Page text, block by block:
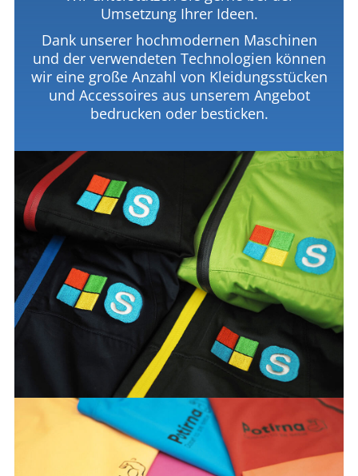
Umsetzung Ihrer Ideen.
Dank unserer hochmodernen Maschinen
und der verwendeten Technologien können
wir eine große Anzahl von Kleidungsstücken
und Accessoires aus unserem Angebot
bedrucken oder besticken.